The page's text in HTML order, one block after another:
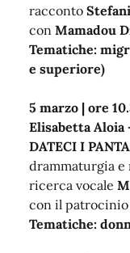
racconto
con Mamadou
Tematiche:
e superiore)
5 marzo | ore
Elisabetta Aloia
DATECI I
drammaturgia e
ricerca vocale
con il patrocinio
Tematiche: